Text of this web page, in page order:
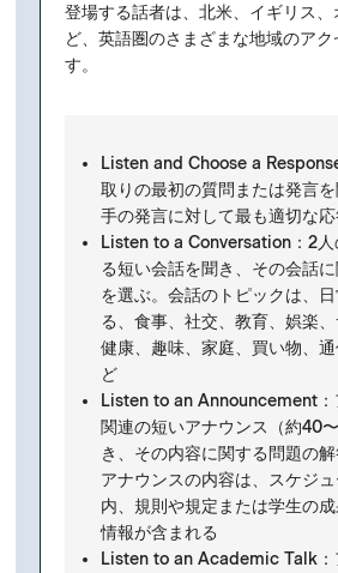
登場する話者は、北米、イギリス
ど、英語圏のさまざまな地域のアク
す。
Listen and Choose a
取りの最初の質問または発言
手の発言に対して最も適切な
Listen to a Conversation：2人
る短い会話を聞き、その会話
を選ぶ。会話のトピックは、
る、食事、社交、教育、娯楽、
健康、趣味、家庭、買い物、
ど
Listen to an Announcement：
関連の短いアナウンス（約40
き、その内容に関する問題の
アナウンスの内容は、スケジ
内、規則や規定または学生の
情報が含まれる
Listen to an Academic Talk：